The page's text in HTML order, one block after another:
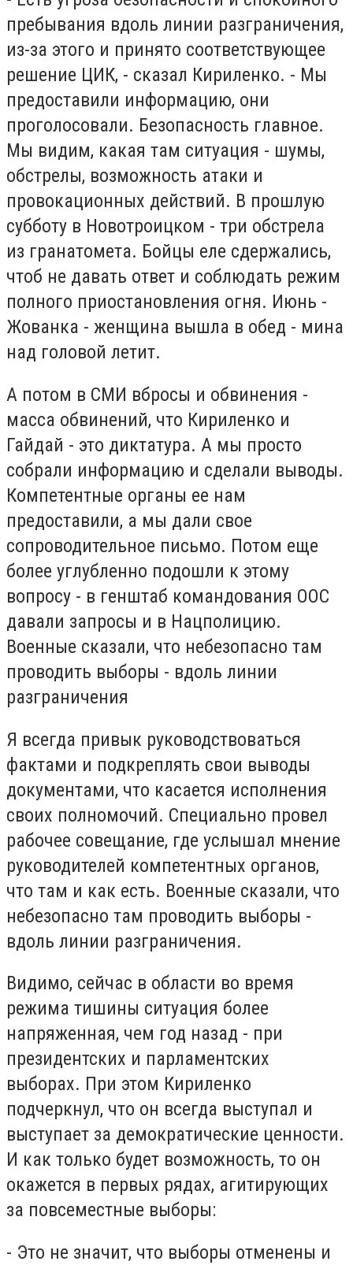
пребывания вдоль линии разграничения,
из-за этого и принято соответствующее
решение ЦИК, - сказал Кириленко. - Мы
предоставили информацию, они
проголосовали. Безопасность главное.
Мы видим, какая там ситуация - шумы,
обстрелы, возможность атаки и
провокационных действий. В прошлую
субботу в Новотроицком - три обстрела
из гранатомета. Бойцы еле сдержались,
чтоб не давать ответ и соблюдать режим
полного приостановления огня. Июнь -
Жованка - женщина вышла в обед - мина
над головой летит.
А потом в СМИ вбросы и обвинения -
масса обвинений, что Кириленко и
Гайдай - это диктатура. А мы просто
собрали информацию и сделали выводы.
Компетентные органы ее нам
предоставили, а мы дали свое
сопроводительное письмо. Потом еще
более углубленно подошли к этому
вопросу - в генштаб командования ООС
давали запросы и в Нацполицию.
Военные сказали, что небезопасно там
проводить выборы - вдоль линии
разграничения
Я всегда привык руководствоваться
фактами и подкреплять свои выводы
документами, что касается исполнения
своих полномочий. Специально провел
рабочее совещание, где услышал мнение
руководителей компетентных органов,
что там и как есть. Военные сказали, что
небезопасно там проводить выборы -
вдоль линии разграничения.
Видимо, сейчас в области во время
режима тишины ситуация более
напряженная, чем год назад - при
президентских и парламентских
выборах. При этом Кириленко
подчеркнул, что он всегда выступал и
выступает за демократические ценности.
И как только будет возможность, то он
окажется в первых рядах, агитирующих
за повсеместные выборы:
- Это не значит, что выборы отменены и